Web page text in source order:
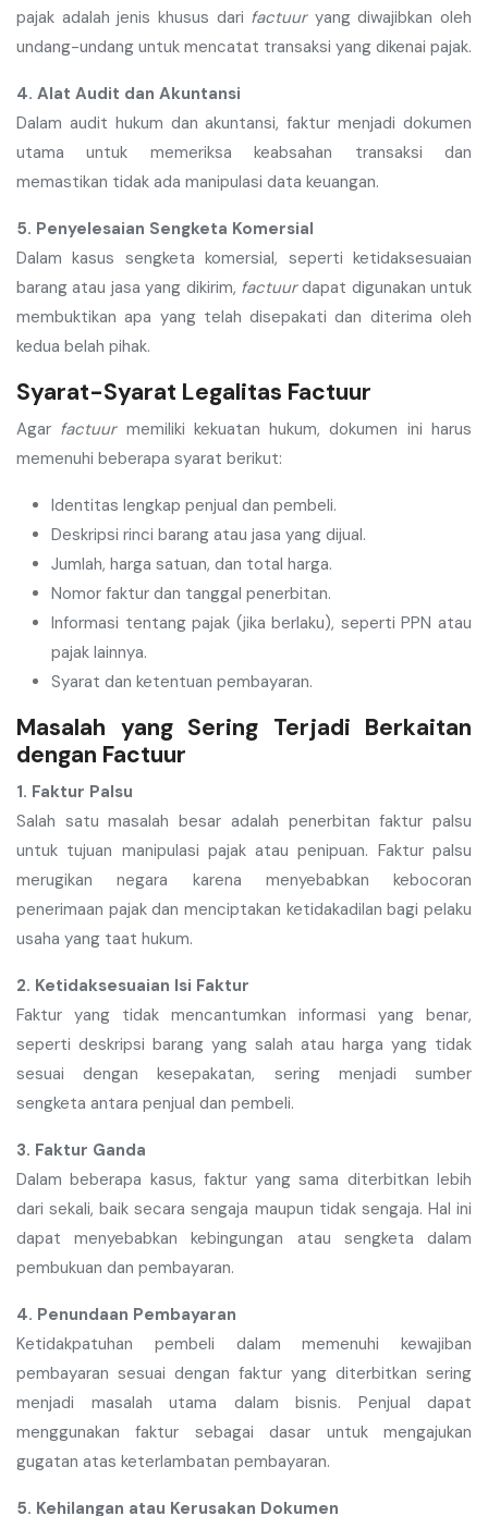
pajak adalah jenis khusus dari factuuryang diwajibkan oleh
undang-undang untuk mencatat transaksi yang dikenai pajak.
4. Alat Audit dan Akuntansi
Dalam audit hukum dan akuntansi, faktur menjadi dokumen
utama untuk memeriksa keabsahan transaksi dan
memastikan tidak ada manipulasi data keuangan.
5. Penyelesaian Sengketa Komersial
Dalam kasus sengketa komersial, seperti ketidaksesuaian
barang atau jasa yang dikirim, factuurdapat digunakan untuk
membuktikan apa yang telah disepakati dan diterima oleh
kedua belah pihak.
Syarat-Syarat Legalitas Factuur
Agar factuurmemiliki kekuatan hukum, dokumen ini harus
memenuhi beberapa syarat berikut:
Identitas lengkap penjual dan pembeli.
Deskripsi rinci barang atau jasa yang dijual.
Jumlah, harga satuan, dan total harga.
Nomor faktur dan tanggal penerbitan.
Informasi tentang pajak (jika berlaku), seperti PPN atau
pajak lainnya.
Syarat dan ketentuan pembayaran.
Masalah yang Sering Terjadi Berkaitan
dengan Factuur
1. Faktur Palsu
Salah satu masalah besar adalah penerbitan faktur palsu
untuk tujuan manipulasi pajak atau penipuan. Faktur palsu
merugikan negara karena menyebabkan kebocoran
penerimaan pajak dan menciptakan ketidakadilan bagi pelaku
usaha yang taat hukum.
2. Ketidaksesuaian Isi Faktur
Faktur yang tidak mencantumkan informasi yang benar,
seperti deskripsi barang yang salah atau harga yang tidak
sesuai dengan kesepakatan, sering menjadi sumber
sengketa antara penjual dan pembeli.
3. Faktur Ganda
Dalam beberapa kasus, faktur yang sama diterbitkan lebih
dari sekali, baik secara sengaja maupun tidak sengaja. Hal ini
dapat menyebabkan kebingungan atau sengketa dalam
pembukuan dan pembayaran.
4. Penundaan Pembayaran
Ketidakpatuhan pembeli dalam memenuhi kewajiban
pembayaran sesuai dengan faktur yang diterbitkan sering
menjadi masalah utama dalam bisnis. Penjual dapat
menggunakan faktur sebagai dasar untuk mengajukan
gugatan atas keterlambatan pembayaran.
5. Kehilangan atau Kerusakan Dokumen